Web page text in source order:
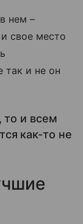
нем –
свое место
так и не он
то и всем
как-то не